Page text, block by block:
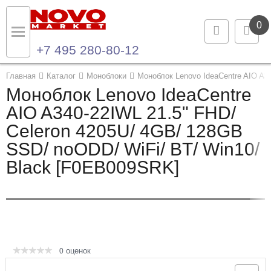
0
+7 495 280-80-12
Главная Каталог Моноблоки Моноблок Lenovo IdeaCentre AIO
Моноблок Lenovo IdeaCentre
AIO A340-22IWL 21.5" FHD/
Celeron 4205U/ 4GB/ 128GB
SSD/ noODD/ WiFi/ BT/ Win10/
Black [F0EB009SRK]
0 оценок
Назад
Каталог продукции
Ноутбуки и ультрабуки
Компьютеры
Назад
Контакты
Контактная информация